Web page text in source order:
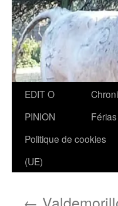
Aller
contenu
EDIT O
PINION
Férias
Politique de cookies
(UE)